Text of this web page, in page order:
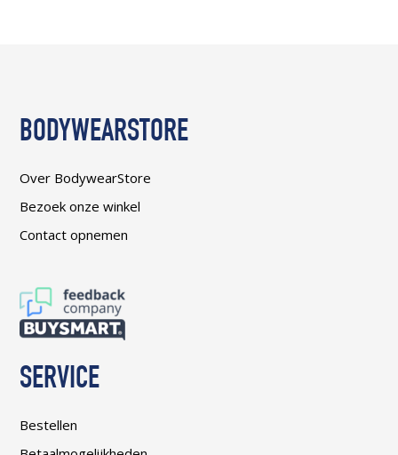
BODYWEARSTORE
Over BodywearStore
Bezoek onze winkel
Contact opnemen
SERVICE
Bestellen